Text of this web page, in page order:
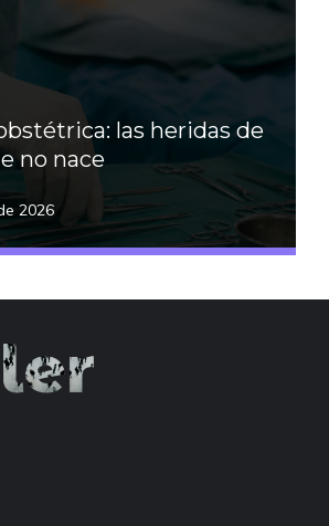
las heridas de
no nace
2026